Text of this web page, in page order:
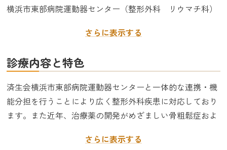
横浜市東部病院運動器センター（整形外科 リウマチ科）
最適な治療を提供します。さらに表示する
診療内容と特色
済生会横浜市東部病院運動器センターと一体的な連携・機
能分担を行うことにより広く整形外科疾患に対応しており
ます。また近年、治療薬の開発がめざましい骨粗鬆症およ
りますので是非ご相談いただけましたら幸いです。
さらに表示する